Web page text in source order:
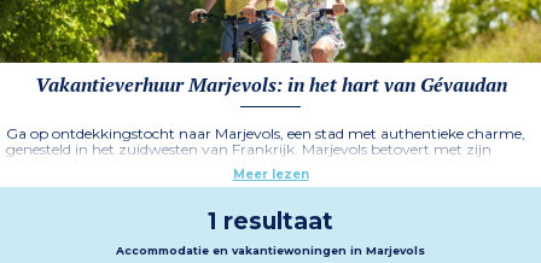
Vakantieverhuur Marjevols: in het hart van Gévaudan
Ga op ontdekkingstocht naar Marjevols, een stad met authentieke charme,
genesteld in het zuidwesten van Frankrijk. Marjevols betovert met zijn
schilderachtige landschappen, middeleeuwse straatjes en rijke culturele
erfgoed. Het is een ideale bestemming voor natuurliefhebbers, aangezien de
gemakkelijk toegankelijk zijn.
Meer lezen
1 resultaat
Accommodatie en vakantiewoningen in Marjevols